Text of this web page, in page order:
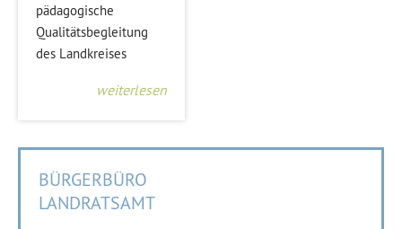
pädagogische
Qualitätsbegleitung
des Landkreises
weiterlesen
BÜRGERBÜRO
LANDRATSAMT